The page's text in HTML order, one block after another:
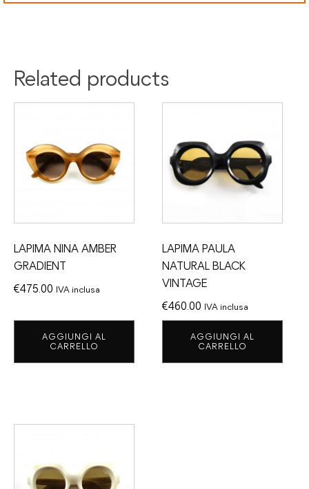
Related products
LAPIMA NINA AMBER
GRADIENT
€475.00 IVA inclusa
AGGIUNGI AL
CARRELLO
LAPIMA PAULA
NATURAL BLACK
VINTAGE
€460.00 IVA inclusa
AGGIUNGI AL
CARRELLO